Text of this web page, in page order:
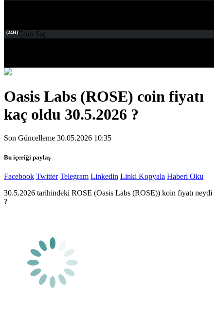
(24H)Coin Seç
Oasis Labs (ROSE) coin fiyatı
kaç oldu 30.5.2026 ?
Son Güncelleme 30.05.2026 10:35
Bu içeriği paylaş
Facebook Twitter Telegram Linkedin Linki Kopyala Haberi Oku
30.5.2026 tarihindeki ROSE (Oasis Labs (ROSE)) koin fiyatı neydi
?